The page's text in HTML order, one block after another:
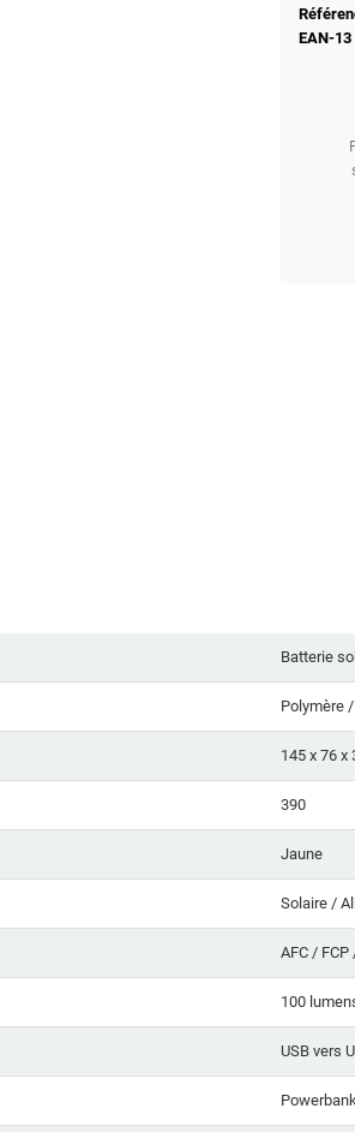
EAN-13
Batterie
Polymère
145 x 76 x
390
Jaune
Solaire /
AFC / FCP
100
USB vers